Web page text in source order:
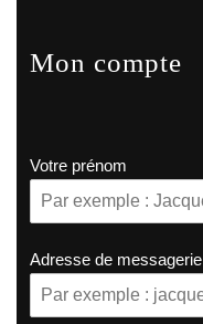
Mon compte
Votre prénom
Adresse de messagerie